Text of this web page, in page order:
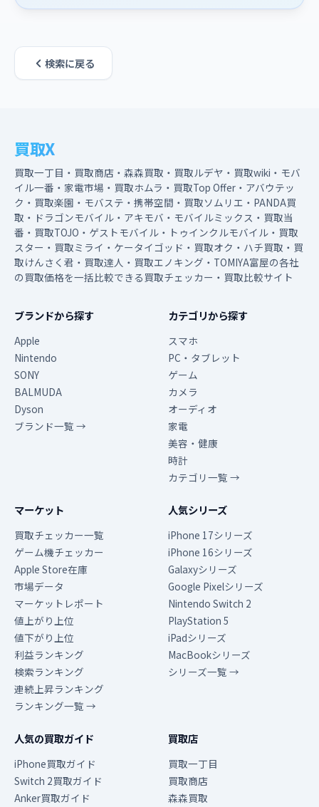
検索に戻る
買取X
買取一丁目・買取商店・森森買取・買取ルデヤ・買取wiki・モバ
イル一番・家電市場・買取ホムラ・買取Top Offer・アバウテッ
ク・買取楽園・モバステ・携帯空間・買取ソムリエ・PANDA買
取・ドラゴンモバイル・アキモバ・モバイルミックス・買取当
番・買取TOJO・ゲストモバイル・トゥインクルモバイル・買取
スター・買取ミライ・ケータイゴッド・買取オク・ハチ買取・買
取けんさく君・買取達人・買取エノキング・TOMIYA富屋の各社
の買取価格を一括比較できる買取チェッカー・買取比較サイト
ブランドから探す
Apple
Nintendo
SONY
BALMUDA
Dyson
ブランド一覧 →
カテゴリから探す
スマホ
PC・タブレット
ゲーム
カメラ
オーディオ
家電
美容・健康
時計
カテゴリ一覧 →
マーケット
買取チェッカー一覧
ゲーム機チェッカー
Apple Store在庫
市場データ
マーケットレポート
値上がり上位
値下がり上位
利益ランキング
検索ランキング
連続上昇ランキング
ランキング一覧 →
人気シリーズ
iPhone 17シリーズ
iPhone 16シリーズ
Galaxyシリーズ
Google Pixelシリーズ
Nintendo Switch 2
PlayStation 5
iPadシリーズ
MacBookシリーズ
シリーズ一覧 →
人気の買取ガイド
iPhone買取ガイド
Switch 2買取ガイド
Anker買取ガイド
買取店
買取一丁目
買取商店
森森買取